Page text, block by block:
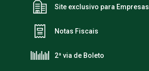
Site exclusivo para Empresas
Notas Fiscais
2ª via de Boleto